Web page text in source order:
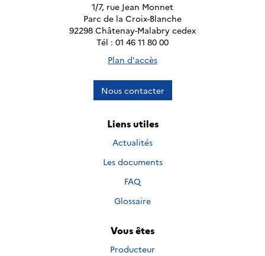
1/7, rue Jean Monnet
Parc de la Croix-Blanche
92298 Châtenay-Malabry cedex
Tél : 01 46 11 80 00
Plan d'accès
Nous contacter
Liens utiles
Actualités
Les documents
FAQ
Glossaire
Vous êtes
Producteur